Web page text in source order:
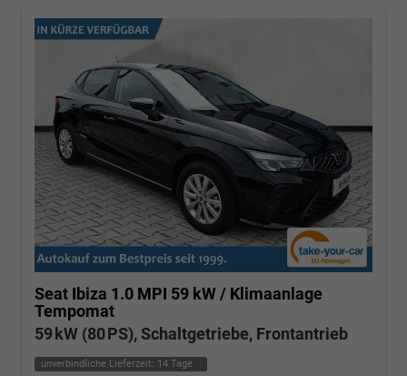
Seat Ibiza 1.0 MPI 59 kW / Klimaanlage
Tempomat
59 kW (80 PS), Schaltgetriebe, Frontantrieb
unverbindliche Lieferzeit: 14 Tage